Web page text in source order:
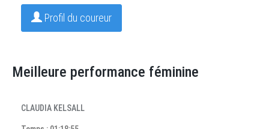
Profil du coureur
Meilleure performance féminine
CLAUDIA KELSALL